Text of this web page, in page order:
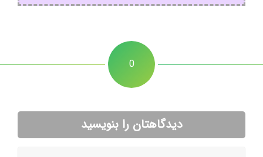
0
دیدگاهتان را بنویسید